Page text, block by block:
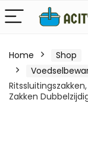
Home Shop
Zakken